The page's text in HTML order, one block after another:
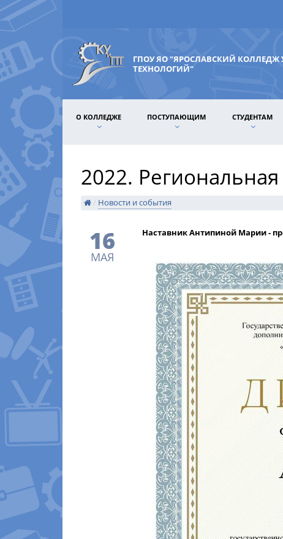
ГПОУ ЯО "ЯРОСЛАВСКИЙ
ТЕХНОЛОГИЙ"
О КОЛЛЕДЖЕ ПОСТУПАЮЩИМ СТУДЕНТАМ
2022.
/ Новости и события
16
МАЯ
Наставник Антипиной Марии -